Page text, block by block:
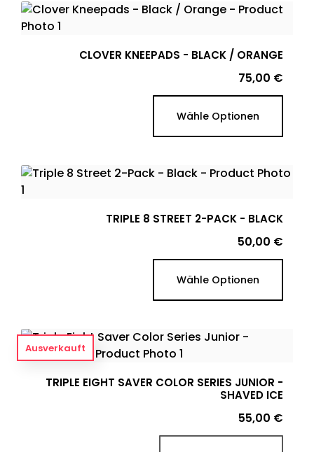
CLOVER KNEEPADS - BLACK / ORANGE
Preis
75,00 €
Wähle Optionen
TRIPLE 8 STREET 2-PACK - BLACK
Preis
50,00 €
Wähle Optionen
TRIPLE EIGHT SAVER COLOR SERIES JUNIOR -
SHAVED ICE
Preis
55,00 €
Ausverkauft